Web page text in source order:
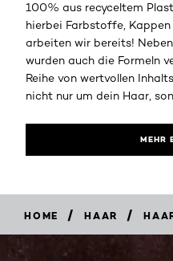
100% aus recyceltem
hierbei Farbstoffe,
arbeiten wir bereits!
wurden auch die Formeln
Reihe von wertvollen
nicht nur um dein Haar,
MEHR
HOME / HAAR /